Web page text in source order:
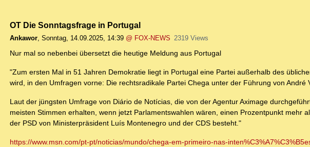
OT Die Sonntagsfrage in Portugal
Ankawor, Sonntag, 14.09.2025, 14:39 @ FOX-NEWS 2319 Views
Nur mal so nebenbei übersetzt die heutige Meldung aus Portugal
"Zum ersten Mal in 51 Jahren Demokratie liegt in Portugal eine Partei außerhalb des
wird, in den Umfragen vorne: Die rechtsradikale Partei Chega unter der Führung von
Laut der jüngsten Umfrage von Diário de Notícias, die von der Agentur Aximage
meisten Stimmen erhalten, wenn jetzt Parlamentswahlen wären, einen Prozentpunkt mehr
der PSD von Ministerpräsident Luís Montenegro und der CDS besteht."
https://www.msn.com/pt-pt/noticias/mundo/chega-em-primeiro-nas-